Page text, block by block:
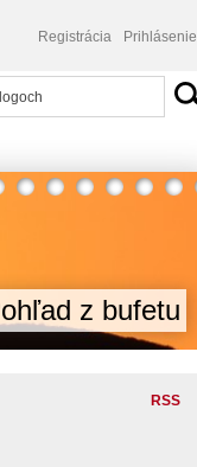
Registrácia Prihlásenie
z bufetu
RSS